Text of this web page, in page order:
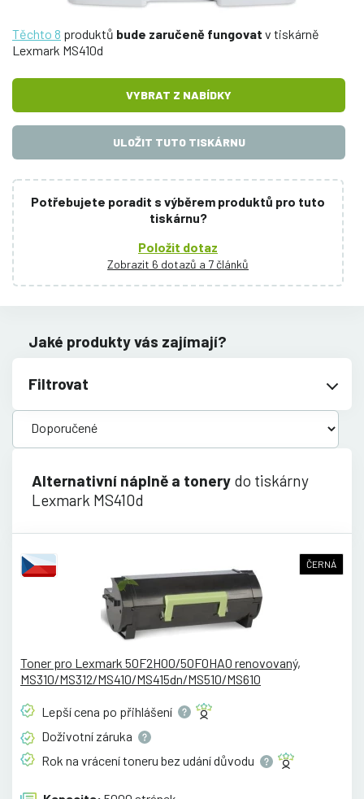
Těchto 8 produktů bude zaručeně fungovat v tiskárně
Lexmark MS410d
VYBRAT Z NABÍDKY
ULOŽIT TUTO TISKÁRNU
Potřebujete poradit s výběrem produktů pro tuto
tiskárnu?
Položit dotaz
Zobrazit 6 dotazů a 7 článků
Jaké produkty vás zajímají?
Filtrovat
Alternativní náplně a tonery do tiskárny
Lexmark MS410d
ČERNÁ
Toner pro Lexmark 50F2H00/50F0HA0 renovovaný,
MS310/MS312/MS410/MS415dn/MS510/MS610
Lepší cena po přihlášení
Doživotní záruka
Rok na vrácení toneru bez udánídůvodu